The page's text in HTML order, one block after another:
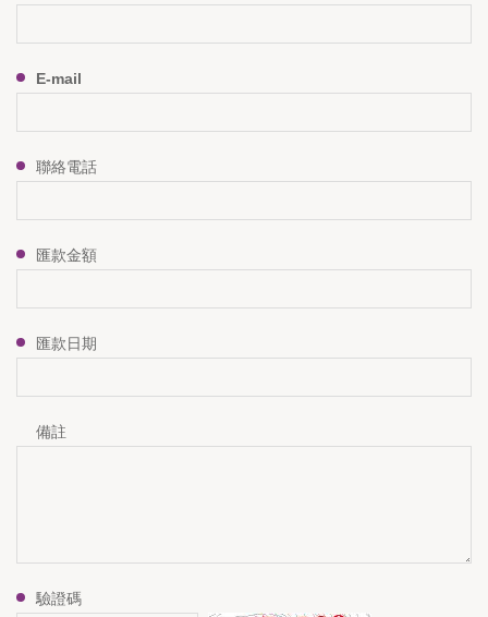
E-mail
聯絡電話
匯款金額
匯款日期
備註
驗證碼